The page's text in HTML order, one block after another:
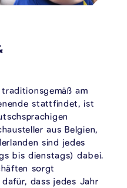
am
stattfindet, ist
aus Belgien,
sind jedes
bis dienstags) dabei.
sorgt
dass jedes Jahr